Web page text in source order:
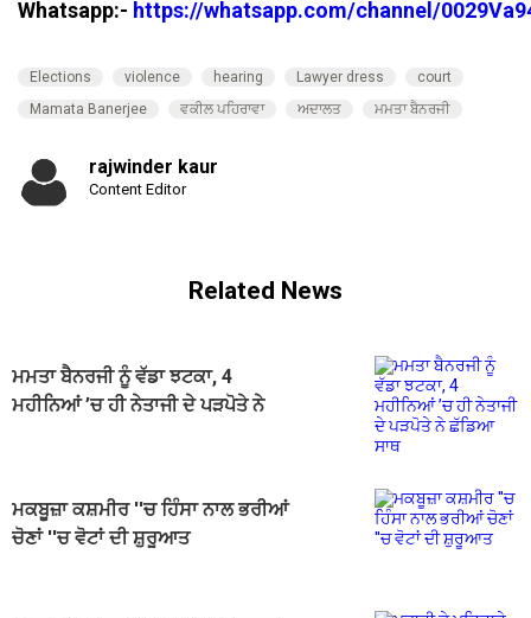
Whatsapp:- https://whatsapp.com/channel/
Elections violence hearing Lawyer dress
court
Mamata Banerjee
ਵਕੀਲ ਪਹਿਰਾਵਾ ਅਦਾਲਤ ਮਮਤਾ ਬੈਨਰਜੀ
rajwinder kaur
Content Editor
Related News
ਮਮਤਾ ਬੈਨਰਜੀ ਨੂੰ ਵੱਡਾ ਝਟਕਾ, 4
ਮਹੀਨਿਆਂ ’ਚ ਹੀ ਨੇਤਾਜੀ ਦੇ ਪੜਪੋਤੇ ਨੇ
ਮਕਬੂਜ਼ਾ ਕਸ਼ਮੀਰ ''ਚ ਹਿੰਸਾ ਨਾਲ ਭਰੀਆਂ
ਚੋਣਾਂ ''ਚ ਵੋਟਾਂ ਦੀ ਸ਼ੁਰੂਆਤ